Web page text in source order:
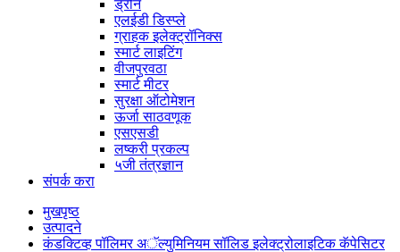
ड्रोन
एलईडी डिस्प्ले
ग्राहक इलेक्ट्रॉनिक्स
स्मार्ट लाइटिंग
वीजपुरवठा
स्मार्ट मीटर
सुरक्षा ऑटोमेशन
ऊर्जा साठवणूक
एसएसडी
लष्करी प्रकल्प
५जी तंत्रज्ञान
संपर्क करा
मुखपृष्ठ
उत्पादने
कंडक्टिव्ह पॉलिमर अॅल्युमिनियम सॉलिड इलेक्ट्रोलाइटिक कॅपेसिटर